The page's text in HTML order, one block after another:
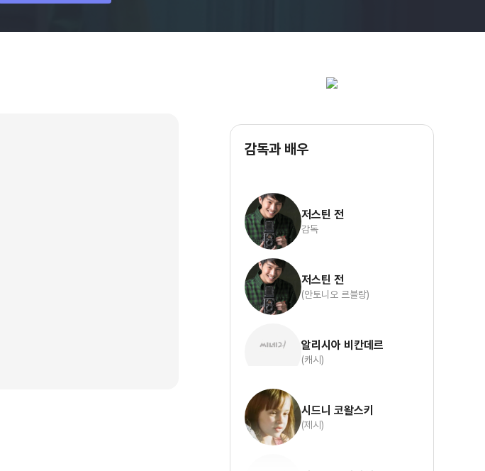
감독과 배우
저스틴 전
감독
저스틴 전
(안토니오 르블랑)
알리시아 비칸데르
(캐시)
시드니 코왈스키
(제시)